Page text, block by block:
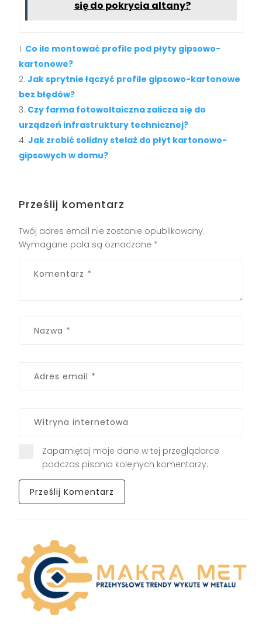
się do pokrycia altany?
Co ile montować profile pod płyty gipsowo-
kartonowe?
Jak sprytnie łączyć profile gipsowo-kartonowe
bez błędów?
Czy farma fotowoltaiczna zalicza się do
urządzeń infrastruktury technicznej?
Jak zrobić solidny stelaż do płyt kartonowo-
gipsowych w domu?
Prześlij komentarz
Twój adres email nie zostanie opublikowany.
Wymagane pola są oznaczone *
Zapamiętaj moje dane w tej przeglądarce
podczas pisania kolejnych komentarzy.